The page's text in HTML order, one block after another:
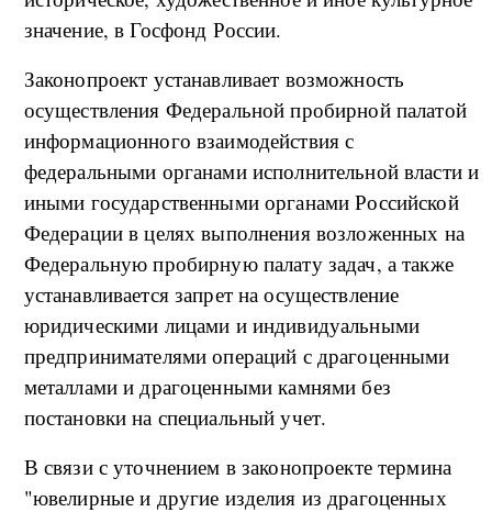
значение, в Госфонд России.
Законопроект устанавливает возможность
осуществления Федеральной пробирной палатой
информационного взаимодействия с
федеральными органами исполнительной власти и
иными государственными органами Российской
Федерации в целях выполнения возложенных на
Федеральную пробирную палату задач, а также
устанавливается запрет на осуществление
юридическими лицами и индивидуальными
предпринимателями операций с драгоценными
металлами и драгоценными камнями без
постановки на специальный учет.
В связи с уточнением в законопроекте термина
"ювелирные и другие изделия из драгоценных